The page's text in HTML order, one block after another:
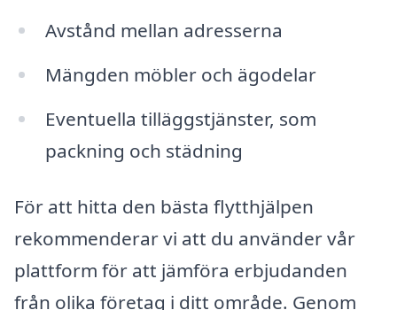
Avstånd mellan adresserna
Mängden möbler och ägodelar
Eventuella tilläggstjänster, som
packning och städning
För att hitta den bästa flytthjälpen
rekommenderar vi att du använder vår
plattform för att jämföra erbjudanden
från olika företag i ditt område. Genom